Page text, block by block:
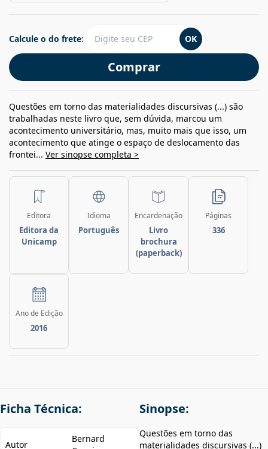
Comprar
Calcule o do frete: OK
Questões em torno das materialidades discursivas (...) são
trabalhadas neste livro que, sem dúvida, marcou um
acontecimento universitário, mas, muito mais que isso, um
acontecimento que atinge o espaço de deslocamento das
frontei... Ver sinopse completa >
Editora
Editora da
Unicamp
Idioma
Português
Encardenação
Livro
brochura
(paperback)
Páginas
336
Ano de Edição
2016
Ficha Técnica:
Autor
Bernard
Sinopse:
Questões em torno das
materialidades discursivas (...)